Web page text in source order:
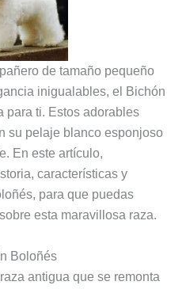
de tamaño pequeño
inigualables, el Bichón
para ti. Estos adorables
su pelaje blanco esponjoso
En este artículo,
características y
para que puedas
esta maravillosa raza.
Boloñés
antigua que se remonta